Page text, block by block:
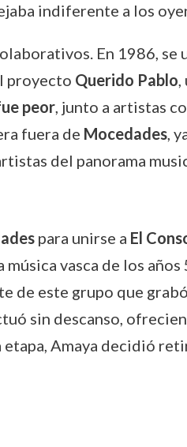
indiferente a los
En 1986, se
proyecto Querido Pablo,
peor, junto a artistas
fuera de Mocedades,
del panorama
para unirse a El
vasca de los años
de este grupo que
sin descanso,
Amaya decidió